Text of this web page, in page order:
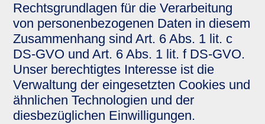
Rechtsgrundlagen für die Verarbeitung
von personenbezogenen Daten in diesem
Zusammenhang sind Art. 6 Abs. 1 lit. c
DS-GVO und Art. 6 Abs. 1 lit. f DS-GVO.
Unser berechtigtes Interesse ist die
Verwaltung der eingesetzten Cookies und
ähnlichen Technologien und der
diesbezüglichen Einwilligungen.